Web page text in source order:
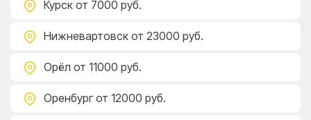
Курск от 7000 руб.
Нижневартовск от 23000 руб.
Орёл от 11000 руб.
Оренбург от 12000 руб.